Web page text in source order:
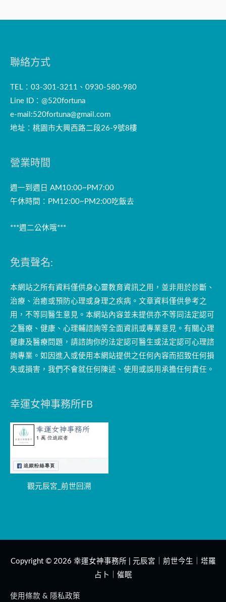
聯絡方式
TEL：03-301-3211、0930-580-980
Line ID：@520fortuna
e-mail:520fortuna@gmail.com
地址：桃園市大興西路二段26-9號8樓
營業時間
週一到週日 AM10:00~PM7:00
午休時間：PM12:00~PM2:00吃飯去
***週二公休哦***
免責聲名:
本網站之所有資料僅供身心靈教育資訊之用，並非用於診斷、
治療、治癒或預防心理或身理之疾病。文章資料僅供參考之
用，不等同醫生意見。本網站內容並未提供亦不等同法定認可
之醫療、健康、心理輔諮詢等全面資訊或專業意見。有關心理
健康及醫療問題，請諮詢你的法定認可醫生或法定認可心理諮
詢專業。如因進入或使用本網站提供之任何內容而招致任何損
失或損害，我們不會就任何陳述、使用或誤用承擔任何責任。
幸運女神事務所FB
觀元辰宮_前世回溯
Copyright © 2026 幸運女神事務所 | 元辰宮｜前世今生｜塔羅
占卜｜催眠
使用條款 & 隱私政策